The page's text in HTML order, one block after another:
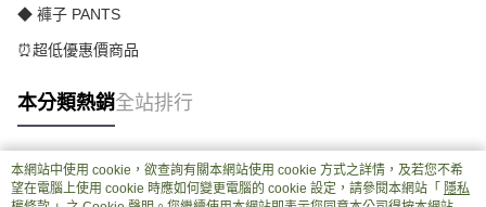
◆ 褲子 PANTS
⏰超低優惠價商品
本分類熱銷全站排行
熱門標籤
本網站中使用 cookie，欲查詢有關本網站使用 cookie 方式之詳情，及若您不希
望在電腦上使用 cookie 時應如何變更電腦的 cookie 設定，請參閱本網站「 隱私